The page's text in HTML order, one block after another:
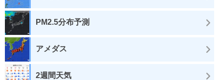
PM2.5分布予測
アメダス
2週間天気